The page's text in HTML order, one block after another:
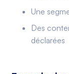
Une
Des
déclarées